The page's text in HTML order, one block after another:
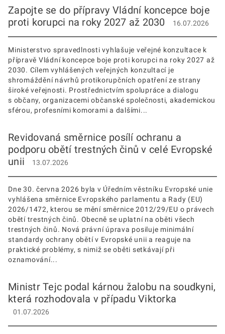
Zapojte se do přípravy Vládní koncepce boje
proti korupci na roky 2027 až 2030
16.07.2026
Ministerstvo spravedlnosti vyhlašuje veřejné konzultace k
přípravě Vládní koncepce boje proti korupci na roky 2027 až
2030. Cílem vyhlášených veřejných konzultací je
shromáždění návrhů protikorupčních opatření ze strany
široké veřejnosti. Prostřednictvím spolupráce a dialogu
s občany, organizacemi občanské společnosti, akademickou
sférou, profesními komorami a dalšími...
Revidovaná směrnice posílí ochranu a
podporu obětí trestných činů v celé Evropské
unii
13.07.2026
Dne 30. června 2026 byla v Úředním věstníku Evropské unie
vyhlášena směrnice Evropského parlamentu a Rady (EU)
2026/1472, kterou se mění směrnice 2012/29/EU o právech
obětí trestných činů. Obecně se uplatní na oběti všech
trestných činů. Nová právní úprava posiluje minimální
standardy ochrany obětí v Evropské unii a reaguje na
praktické problémy, s nimiž se oběti setkávají při
oznamování...
Ministr Tejc podal kárnou žalobu na soudkyni,
která rozhodovala v případu Viktorka
01.07.2026